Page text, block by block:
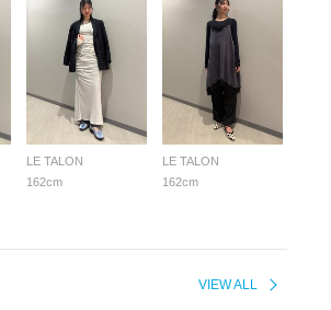
LE TALON
162cm
LE TALON
162cm
VIEW ALL